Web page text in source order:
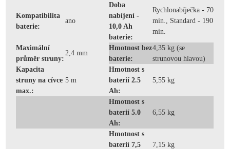
Kompatibilita
baterie:
ano
Doba
nabíjení -
10,0 Ah
baterie:
Rychlonabíječka - 70
min., Standard - 190
min.
Maximální
průměr struny:
2,4 mm
Hmotnost bez
baterie:
4,35 kg (se
strunovou hlavou)
Kapacita
struny na cívce
max.:
5 m
Hmotnost s
baterií 2.5
Ah:
5,55 kg
Hmotnost s
baterií 5.0
Ah:
6,55 kg
Hmotnost s
baterií 7,5
7,15 kg